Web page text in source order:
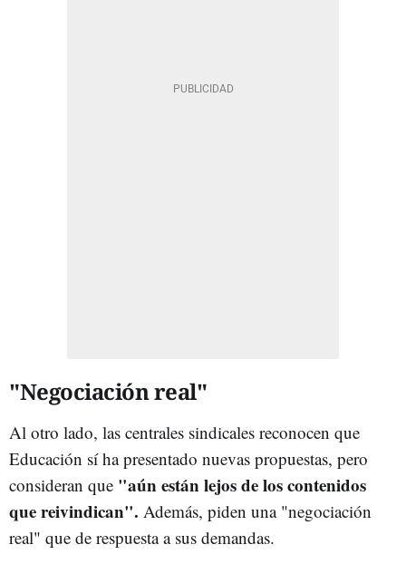
"Negociación real"
Al otro lado, las centrales sindicales reconocen que
Educación sí ha presentado nuevas propuestas, pero
consideran que "aún están lejos de los contenidos
que reivindican". Además, piden una "negociación
real" que de respuesta a sus demandas.